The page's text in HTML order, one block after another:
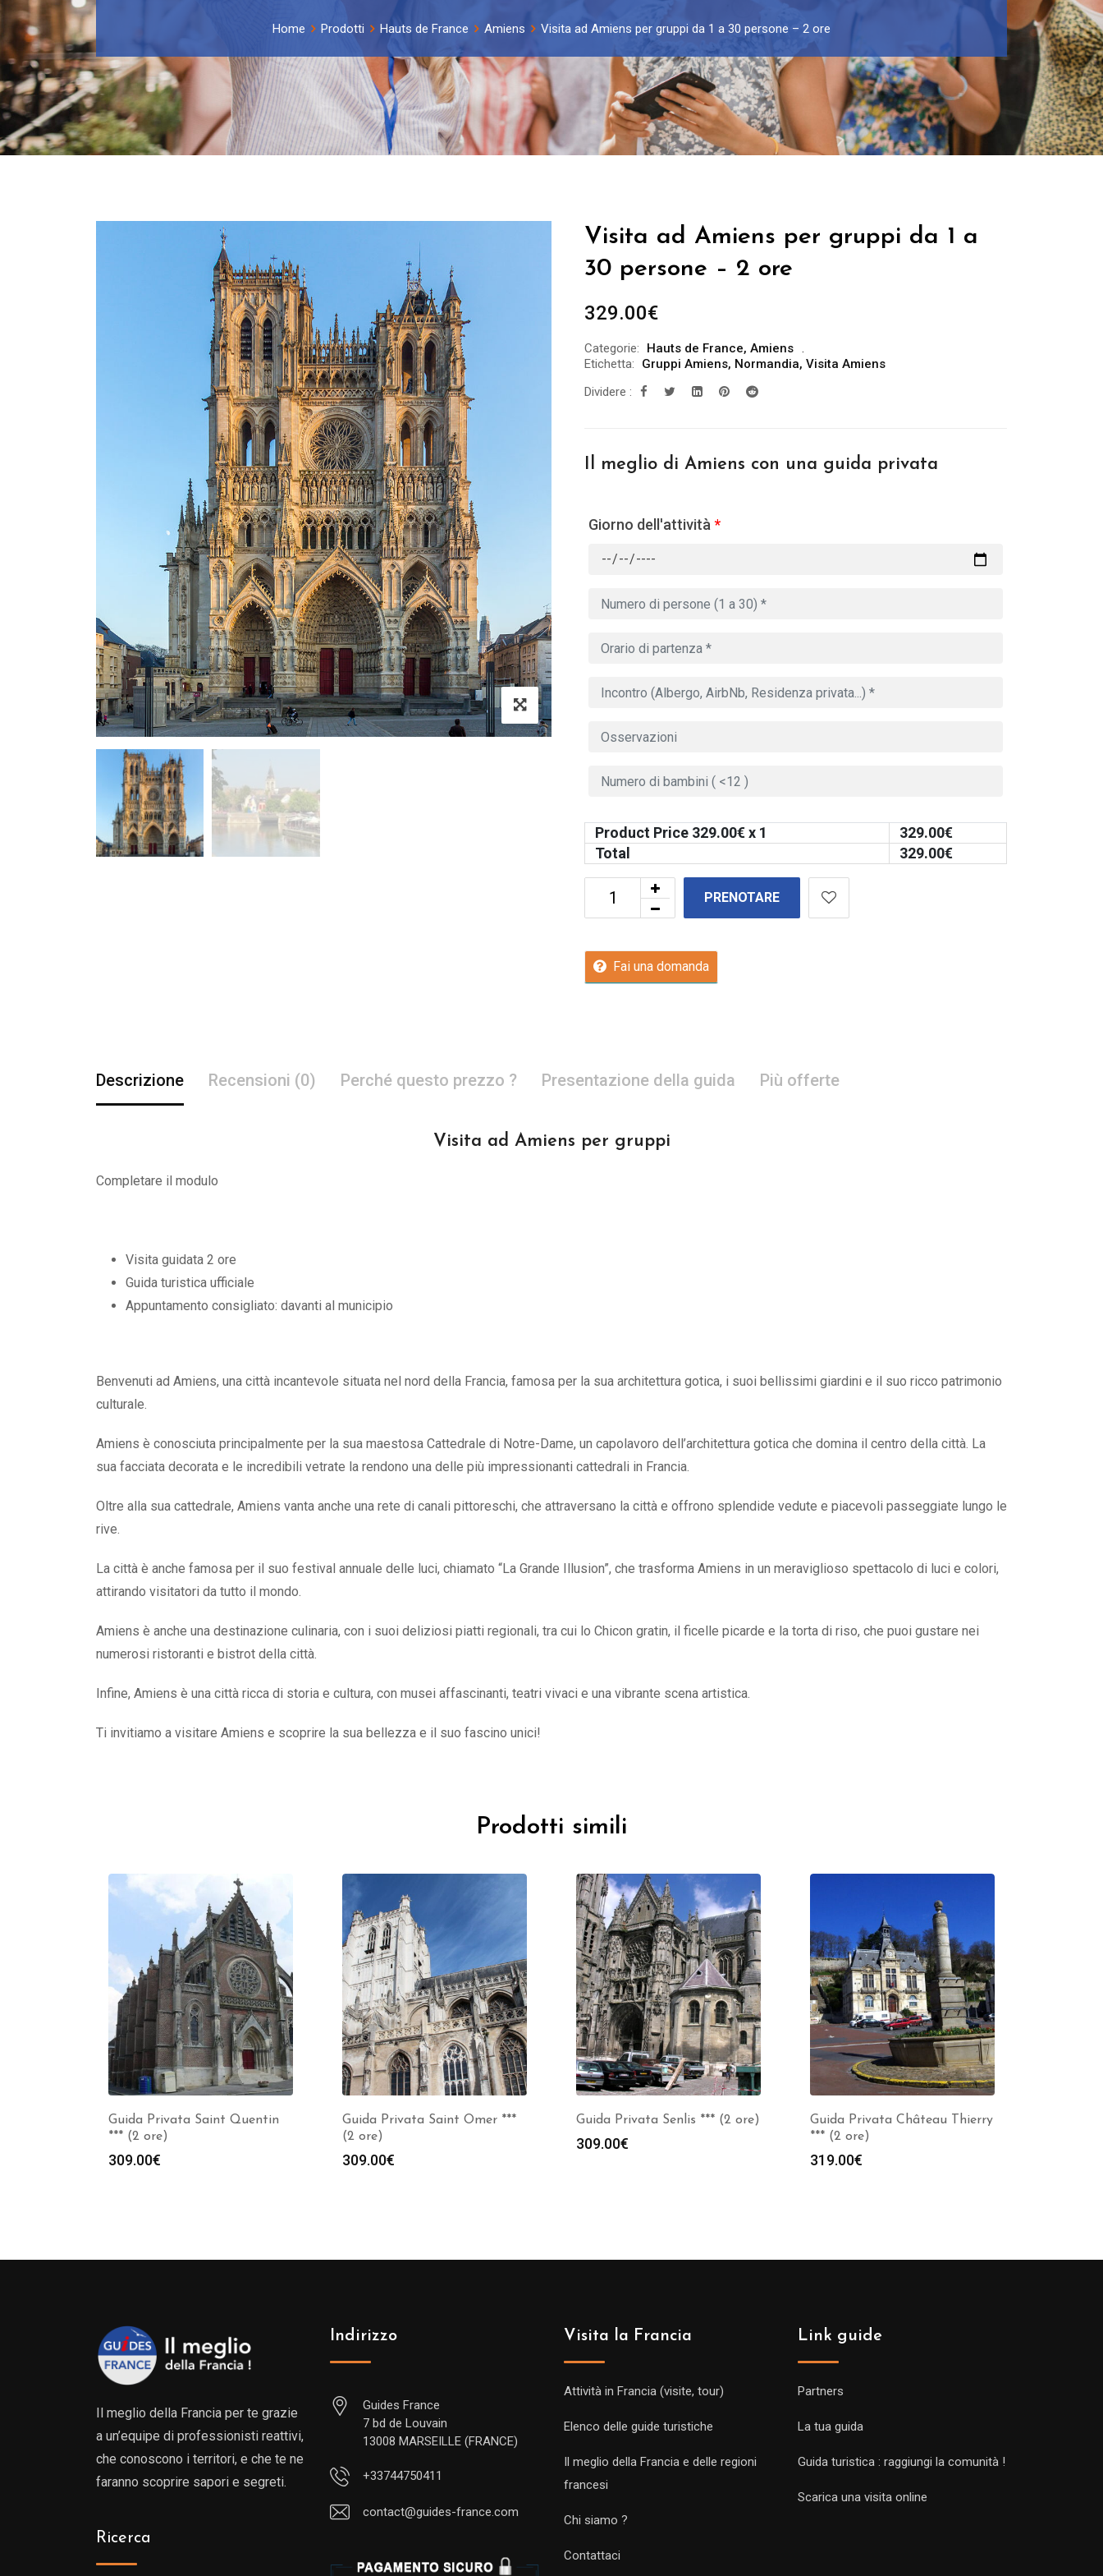
Home Prodotti Hauts de France Amiens Visita ad Amiens per gruppi da 1 a 30 persone – 2 ore
Visita ad Amiens per gruppi da 1 a
30 persone – 2 ore
329.00€
Categorie: Hauts de France, Amiens
Etichetta:
Gruppi Amiens, Normandia, Visita Amiens
Dividere :
Il meglio di Amiens con una guida privata
Giorno dell'attività *
Product Price 329.00€ x 1 329.00€
Total
329.00€
PRENOTARE
Fai una domanda
Descrizione Recensioni (0) Perché questo prezzo ? Presentazione della guida Più offerte
Visita ad Amiens per gruppi
Completare il modulo
Visita guidata 2 ore
Guida turistica ufficiale
Appuntamento consigliato: davanti al municipio
Benvenuti ad Amiens, una città incantevole situata nel nord della Francia, famosa per la sua architettura gotica, i suoi bellissimi giardini e il suo ricco patrimonio
culturale.
Amiens è conosciuta principalmente per la sua maestosa Cattedrale di Notre-Dame, un capolavoro dell’architettura gotica che domina il centro della città. La
sua facciata decorata e le incredibili vetrate la rendono una delle più impressionanti cattedrali in Francia.
Oltre alla sua cattedrale, Amiens vanta anche una rete di canali pittoreschi, che attraversano la città e offrono splendide vedute e piacevoli passeggiate lungo le
rive.
La città è anche famosa per il suo festival annuale delle luci, chiamato “La Grande Illusion”, che trasforma Amiens in un meraviglioso spettacolo di luci e colori,
attirando visitatori da tutto il mondo.
Amiens è anche una destinazione culinaria, con i suoi deliziosi piatti regionali, tra cui lo Chicon gratin, il ficelle picarde e la torta di riso, che puoi gustare nei
numerosi ristoranti e bistrot della città.
Infine, Amiens è una città ricca di storia e cultura, con musei affascinanti, teatri vivaci e una vibrante scena artistica.
Ti invitiamo a visitare Amiens e scoprire la sua bellezza e il suo fascino unici!
Prodotti simili
Guida Privata Saint Quentin
*** (2 ore)
309.00€
Guida Privata Saint Omer ***
(2 ore)
309.00€
Guida Privata Senlis *** (2 ore)
309.00€
Guida Privata Château Thierry
*** (2 ore)
319.00€
Il meglio della Francia per te grazie
a un’equipe di professionisti reattivi,
che conoscono i territori, e che te ne
faranno scoprire sapori e segreti.
Ricerca
Indirizzo
Guides France
7 bd de Louvain
13008 MARSEILLE (FRANCE)
+33744750411
contact@guides-france.com
Visita la Francia
Attività in Francia (visite, tour)
Elenco delle guide turistiche
Il meglio della Francia e delle regioni
francesi
Chi siamo ?
Contattaci
Link guide
Partners
La tua guida
Guida turistica : raggiungi la comunità !
Scarica una visita online